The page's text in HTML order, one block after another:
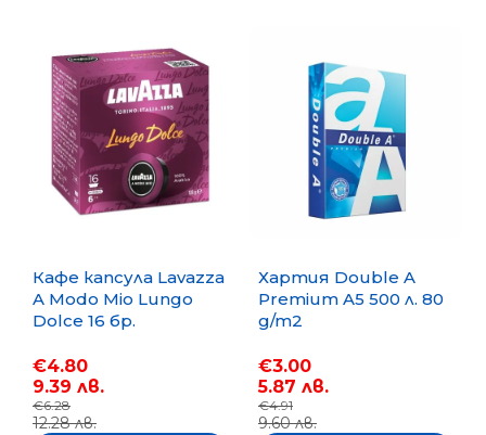
Кафе капсула Lavazza
A Modo Mio Lungo
Dolce 16 бр.
€4.80
9.39 лв.
€6.28
12.28 лв.
Хартия Double A
Premium A5 500 л. 80
g/m2
€3.00
5.87 лв.
€4.91
9.60 лв.